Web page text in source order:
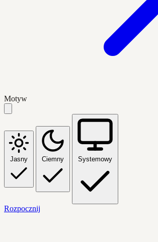
Motyw
Jasny Ciemny Systemowy
Rozpocznij